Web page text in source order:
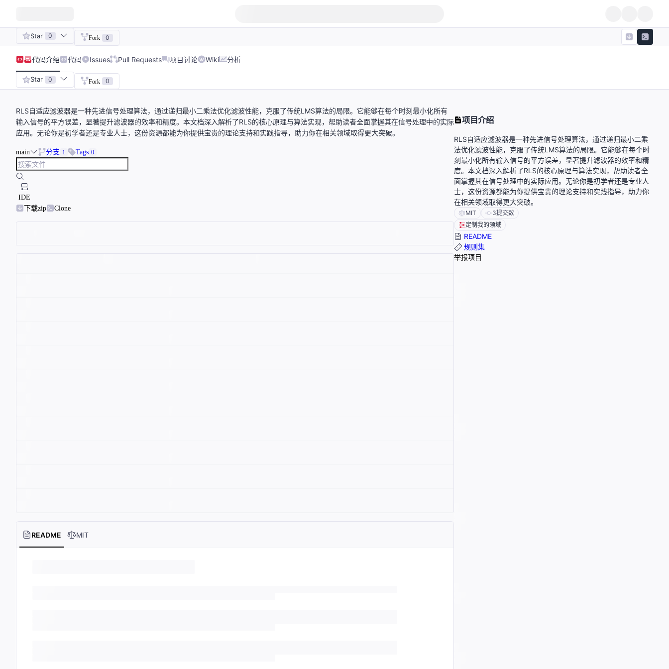
Star 0 Fork 0
代码介绍 代码 Issues Pull Requests 项目讨论 Wiki 分析
Star 0 Fork 0
RLS自适应滤波器是一种先进信号处理算法，通过递归最小二乘法优化滤波性能，克服了传统LMS算法的局限。它能够在每个时刻最小化所有
输入信号的平方误差，显著提升滤波器的效率和精度。本文档深入解析了RLS的核心原理与算法实现，帮助读者全面掌握其在信号处理中的实际
应用。无论你是初学者还是专业人士，这份资源都能为你提供宝贵的理论支持和实践指导，助力你在相关领域取得更大突破。
main 分支 1 Tags 0
IDE
下载zip
Clone
README MIT
项目介绍
RLS自适应滤波器是一种先进信号处理算法，通过递归最小二乘
法优化滤波性能，克服了传统LMS算法的局限。它能够在每个时
刻最小化所有输入信号的平方误差，显著提升滤波器的效率和精
度。本文档深入解析了RLS的核心原理与算法实现，帮助读者全
面掌握其在信号处理中的实际应用。无论你是初学者还是专业人
士，这份资源都能为你提供宝贵的理论支持和实践指导，助力你
在相关领域取得更大突破。
MIT 3提交数
定制我的领域
README
规则集
举报项目